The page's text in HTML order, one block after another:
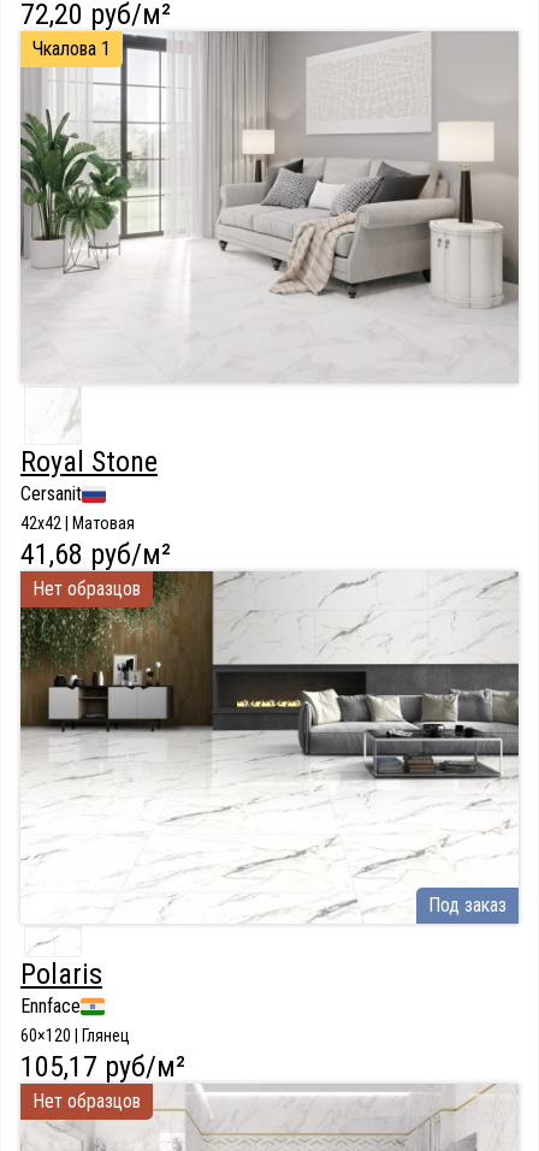
72,20 руб/м²
Чкалова 1
Royal Stone
Cersanit
42x42 | Матовая
41,68 руб/м²
Нет образцов
Под заказ
Polaris
Ennface
60×120 | Глянец
105,17 руб/м²
Нет образцов